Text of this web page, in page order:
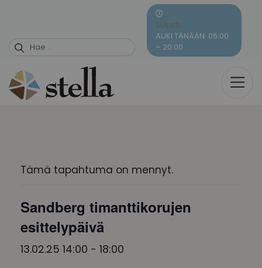
content
Suljettu
AUKI TÄNÄÄN: 06:00
– 20:00
Tämä tapahtuma on mennyt.
Sandberg timanttikorujen
esittelypäivä
13.02.25 14:00 - 18:00